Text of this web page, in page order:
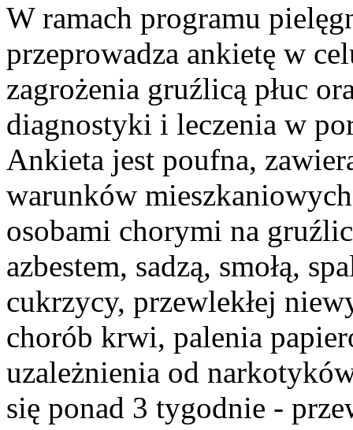
W ramach programu
przeprowadza ankietę w
zagrożenia gruźlicą płuc
diagnostyki i leczenia w
Ankieta jest poufna,
warunków
osobami chorymi na
azbestem, sadzą, smołą,
cukrzycy, przewlekłej
chorób krwi, palenia
uzależnienia od
się ponad 3 tygodnie -